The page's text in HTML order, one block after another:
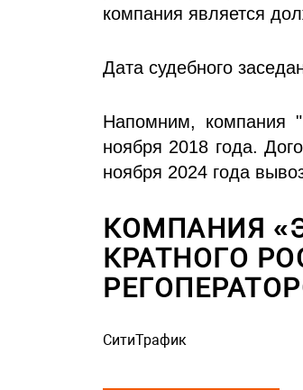
компания является
Дата судебного
Напомним, компания
ноября 2018 года.
ноября 2024 года
КОМПАНИЯ
КРАТНОГО
СитиТрафик